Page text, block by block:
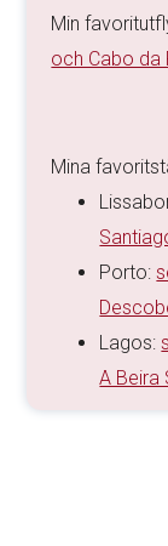
Min
och Cabo da
Mina
Porto:
Lagos:
A Beira